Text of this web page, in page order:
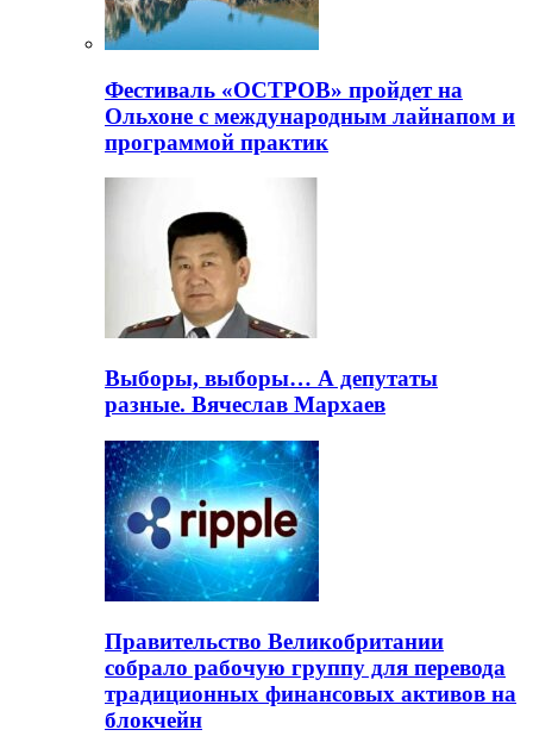
Фестиваль «ОСТРОВ» пройдет на
Ольхоне с международным лайнапом и
программой практик
Выборы, выборы… А депутаты
разные. Вячеслав Мархаев
Правительство Великобритании
собрало рабочую группу для перевода
традиционных финансовых активов на
блокчейн